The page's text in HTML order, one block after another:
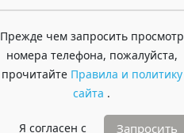
Прежде чем запросить просмотр
номера телефона, пожалуйста,
прочитайте Правила и политику
сайта .
Я согласен с Запросить